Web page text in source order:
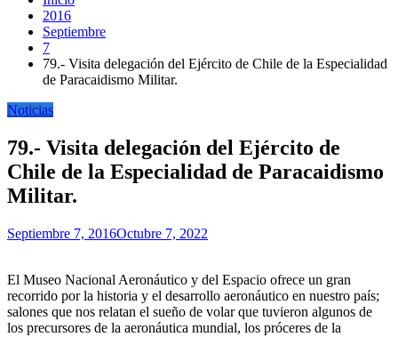
2016
Septiembre
7
79.- Visita delegación del Ejército de Chile de la Especialidad
de Paracaidismo Militar.
Noticias
79.- Visita delegación del Ejército de
Chile de la Especialidad de Paracaidismo
Militar.
Septiembre 7, 2016Octubre 7, 2022
El Museo Nacional Aeronáutico y del Espacio ofrece un gran
recorrido por la historia y el desarrollo aeronáutico en nuestro país;
salones que nos relatan el sueño de volar que tuvieron algunos de
los precursores de la aeronáutica mundial, los próceres de la